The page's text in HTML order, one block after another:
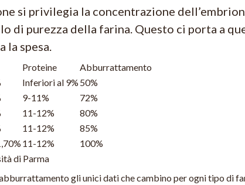
si privilegia la concentrazione
di purezza della farina. Questo ci porta a
la spesa.
Proteine
Abburrattamento
Inferiori al 9% 50%
9-11%
72%
11-12%
80%
11-12%
85%
11-12%
100%
di Parma
gli unici dati che cambino per ogni tipo di